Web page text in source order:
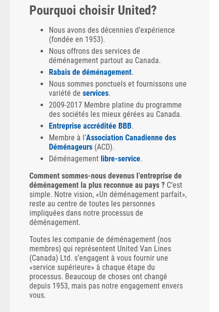
Pourquoi choisir United?
Nous avons des décennies d’expérience
(fondée en 1953).
Nous offrons des services de
déménagement partout au Canada.
Rabais de déménagement.
Nous sommes ponctuels et fournissons une
variété de services.
2009-2017 Membre platine du programme
des sociétés les mieux gérées au Canada.
Entreprise accréditée BBB.
Membre à l’Association Canadienne des
Déménageurs (ACD).
Déménagement libre-service.
Comment sommes-nous devenus l’entreprise de
déménagement la plus reconnue au pays ? C’est
simple. Notre vision, «Un déménagement parfait»,
reste au centre de toutes les personnes
impliquées dans notre processus de
déménagement.
Toutes les companie de déménagement (nos
membres) qui représentent United Van Lines
(Canada) Ltd. s’engagent à vous fournir une
«service supérieure» à chaque étape du
processus. Beaucoup de choses ont changé
depuis 1953, mais pas notre engagement envers
vous.